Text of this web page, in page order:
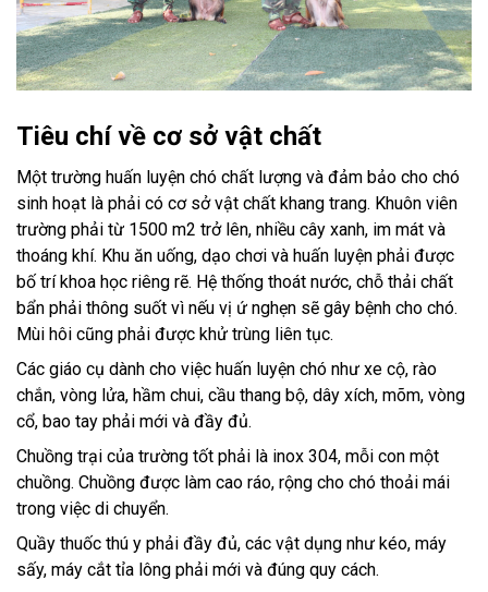
Tiêu chí về cơ sở vật chất
Một trường huấn luyện chó chất lượng và đảm bảo cho chó
sinh hoạt là phải có cơ sở vật chất khang trang. Khuôn viên
trường phải từ 1500 m2 trở lên, nhiều cây xanh, im mát và
thoáng khí. Khu ăn uống, dạo chơi và huấn luyện phải được
bố trí khoa học riêng rẽ. Hệ thống thoát nước, chỗ thải chất
bẩn phải thông suốt vì nếu vị ứ nghẹn sẽ gây bệnh cho chó.
Mùi hôi cũng phải được khử trùng liên tục.
Các giáo cụ dành cho việc huấn luyện chó như xe cộ, rào
chắn, vòng lửa, hầm chui, cầu thang bộ, dây xích, mõm, vòng
cổ, bao tay phải mới và đầy đủ.
Chuồng trại của trường tốt phải là inox 304, mỗi con một
chuồng. Chuồng được làm cao ráo, rộng cho chó thoải mái
trong việc di chuyển.
Quầy thuốc thú y phải đầy đủ, các vật dụng như kéo, máy
sấy, máy cắt tỉa lông phải mới và đúng quy cách.